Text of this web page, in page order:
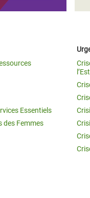
Essentiels
des Femmes
l’Est